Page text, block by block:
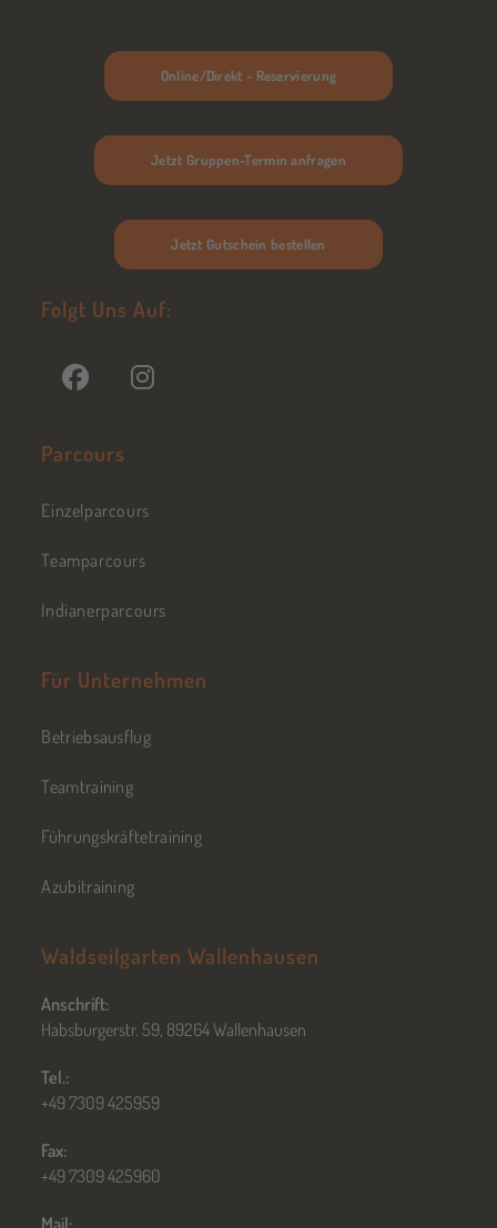
Online/Direkt - Reservierung
Jetzt Gruppen-Termin anfragen
Jetzt Gutschein bestellen
Folgt Uns Auf:
Parcours
Einzelparcours
Teamparcours
Indianerparcours
Für Unternehmen
Betriebsausflug
Teamtraining
Führungskräftetraining
Azubitraining
Waldseilgarten Wallenhausen
Anschrift:
Habsburgerstr. 59, 89264 Wallenhausen
Tel.:
+49 7309 425959
Fax:
+49 7309 425960